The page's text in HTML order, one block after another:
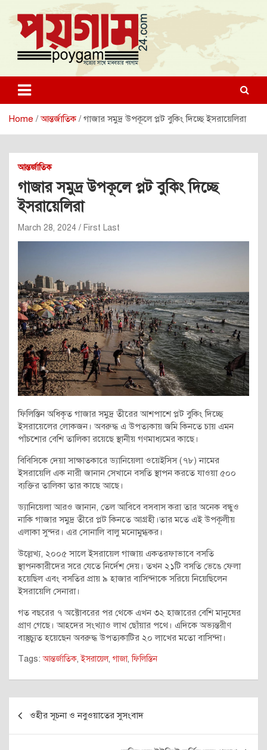
content
poygam24.com
poygam24.com
Home আন্তর্জাতিক গাজার সমুদ্র উপকূলে প্লট বুকিং দিচ্ছে ইসরায়েলিরা
আন্তর্জাতিক
গাজার সমুদ্র উপকূলে প্লট বুকিং দিচ্ছে
ইসরায়েলিরা
March 28, 2024 First Last
ফিলিস্তিন অধিকৃত গাজার সমুদ্র তীরের আশপাশে প্লট বুকিং দিচ্ছে
ইসরায়েলের লোকজন। অবরুদ্ধ এ উপত্যকায় জমি কিনতে চায় এমন
পাঁচশোর বেশি তালিকা রয়েছে স্থানীয় গণমাধ্যমের কাছে।
বিবিসিকে দেয়া সাক্ষাতকারে ড্যানিয়েলা ওয়েইসিস (৭৮) নামের
ইসরায়েলি এক নারী জানান সেখানে বসতি স্থাপন করতে যাওয়া ৫০০
ব্যক্তির তালিকা তার কাছে আছে।
ড্যানিয়েলা আরও জানান, তেল আবিবে বসবাস করা তার অনেক বন্ধুও
নাকি গাজার সমুদ্র তীরে প্লট কিনতে আগ্রহী।তার মতে এই উপকূলীয়
এলাকা সুন্দর। এর সোনালি বালু মনোমুগ্ধকর।
উল্লেখ্য, ২০০৫ সালে ইসরায়েল গাজায় একতরফাভাবে বসতি
স্থাপনকারীদের সরে যেতে নির্দেশ দেয়। তখন ২১টি বসতি ভেঙে ফেলা
হয়েছিল এবং বসতির প্রায় ৯ হাজার বাসিন্দাকে সরিয়ে নিয়েছিলেন
ইসরায়েলি সেনারা।
গত বছরের ৭ অক্টোবরের পর থেকে এখন ৩২ হাজারের বেশি মানুষের
প্রাণ গেছে। আহদের সংখ্যাও লাখ ছোঁয়ার পথে। এদিকে অভ্যন্তরীণ
বাস্তুচ্যুত হয়েছেন অবরুদ্ধ উপত্যকাটির ২০ লাখের মতো বাসিন্দা।
Tags: আন্তর্জাতিক,ইসরায়েল, গাজা,ফিলিস্তিন
Post
navigation
ওহীর সূচনা ও নবুওয়াতের সুসংবাদ